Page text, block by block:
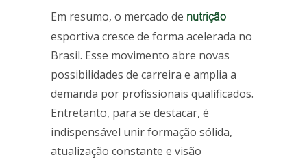
Em resumo, o mercado de nutrição
esportiva cresce de forma acelerada no
Brasil. Esse movimento abre novas
possibilidades de carreira e amplia a
demanda por profissionais qualificados.
Entretanto, para se destacar, é
indispensável unir formação sólida,
atualização constante e visão